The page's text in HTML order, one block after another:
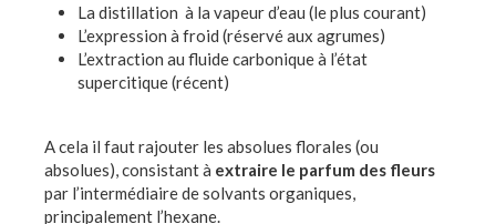
La distillation à la vapeur d’eau (le plus courant)
L’expression à froid (réservé aux agrumes)
L’extraction au fluide carbonique à l’état
supercitique (récent)
A cela il faut rajouter les absolues florales (ou
absolues), consistant à extraire le parfum des fleurs
par l’intermédiaire de solvants organiques,
principalement l’hexane.